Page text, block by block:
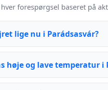
forespørgsel baseret på
lige nu i Parádsasvár?
høje og lave temperatur i